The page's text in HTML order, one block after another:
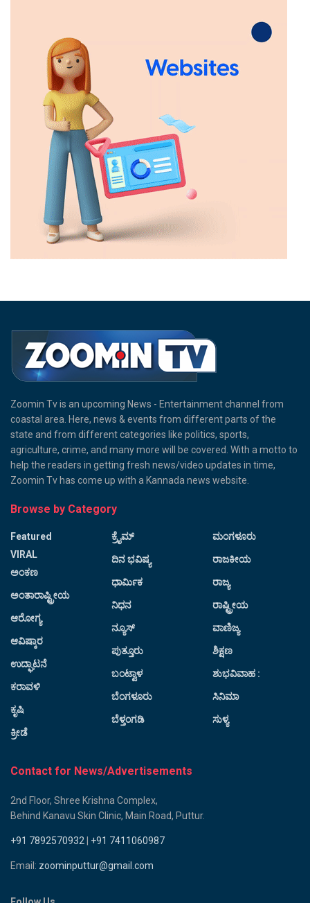
Zoomin Tv is an upcoming News - Entertainment channel from
coastal area. Here, news & events from different parts of the
state and from different categories like politics, sports,
agriculture, crime, and many more will be covered. With a motto to
help the readers in getting fresh news/video updates in time,
Zoomin Tv has come up with a Kannada news website.
Browse by Category
Featured
VIRAL
ಅಂಕಣ
ಅಂತಾರಾಷ್ಟ್ರೀಯ
ಆರೋಗ್ಯ
ಆವಿಷ್ಕಾರ
ಉದ್ಘಾಟನೆ
ಕರಾವಳಿ
ಕೃಷಿ
ಕ್ರೀಡೆ
ಕ್ರೈಮ್
ದಿನ ಭವಿಷ್ಯ
ಧಾರ್ಮಿಕ
ನಿಧನ
ನ್ಯೂಸ್
ಪುತ್ತೂರು
ಬಂಟ್ವಾಳ
ಬೆಂಗಳೂರು
ಬೆಳ್ತಂಗಡಿ
ಮಂಗಳೂರು
ರಾಜಕೀಯ
ರಾಜ್ಯ
ರಾಷ್ಟ್ರೀಯ
ವಾಣಿಜ್ಯ
ಶಿಕ್ಷಣ
ಶುಭವಿವಾಹ :
ಸಿನಿಮಾ
ಸುಳ್ಯ
Contact for News/Advertisements
2nd Floor, Shree Krishna Complex,
Behind Kanavu Skin Clinic, Main Road, Puttur.
+91 7892570932 +91 7411060987
Email: zoominputtur@gmail.com